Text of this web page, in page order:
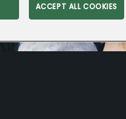
ACCEPT ALL COOKIES